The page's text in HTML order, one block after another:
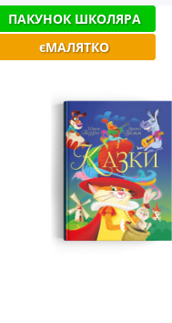
ПАКУНОК ШКОЛЯРА
єМАЛЯТКО
ПАКУНОК ШКОЛЯРА
єМАЛЯТКО